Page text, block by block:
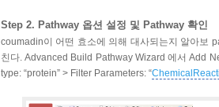
Step 2. Pathway 옵션 설정 및 Pathway 확인
coumadin이 어떤 효소에 의해 대사되는지 알아보
친다. Advanced Build Pathway Wizard 에서 Add
type: “protein” > Filter Parameters: “